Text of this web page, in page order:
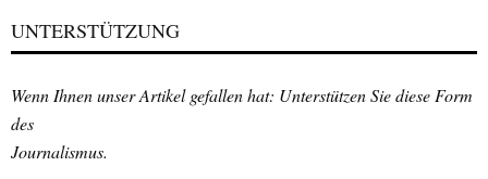
UNTERSTÜTZUNG
Wenn Ihnen unser Artikel gefallen hat: Unterstützen Sie diese Form
des
Journalismus.